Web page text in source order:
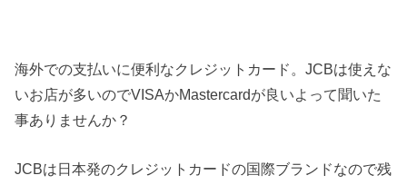
海外での支払いに便利なクレジットカード。JCBは使えな
いお店が多いのでVISAかMastercardが良いよって聞いた
事ありませんか？
JCBは日本発のクレジットカードの国際ブランドなので残